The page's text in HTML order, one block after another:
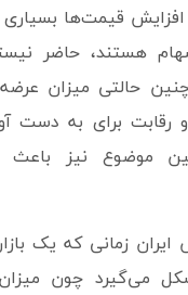
قیمت‌ها بسیاری
هستند، حاضر
چنین حالتی میزان
رقابت برای به دست
موضوع نیز باعث
ایران زمانی که یک
می‌گیرد چون